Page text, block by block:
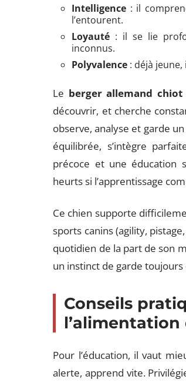
Intelligence : il
l’entourent.
Loyauté : il se lie
inconnus.
Polyvalence : déjà
Le berger allemand chiot
découvrir, et cherche
observe, analyse et garde
équilibrée, s’intègre
précoce et une éducation
heurts si l’apprentissage
Ce chien supporte
sports canins (agility,
quotidien de la part de son
un instinct de garde toujours
Conseils
Pour l’éducation, il vaut
alerte, apprend vite.